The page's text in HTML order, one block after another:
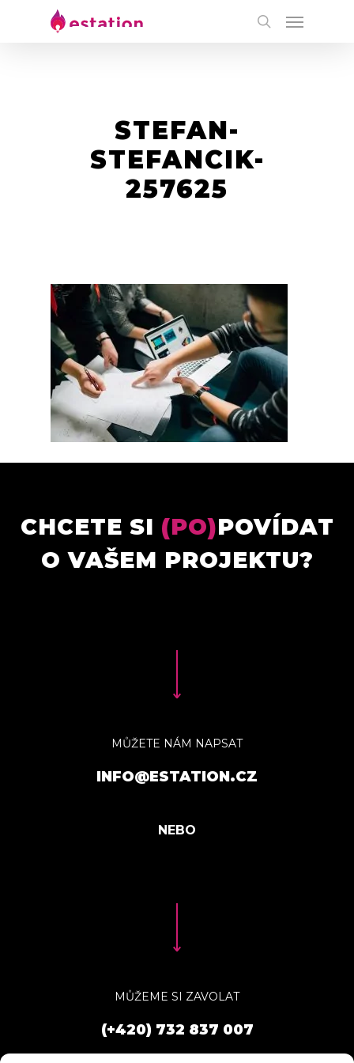
STEFAN-
STEFANCIK-
257625
CHCETE SI (PO)POVÍDAT
O VAŠEM PROJEKTU?
MŮŽETE NÁM NAPSAT
INFO@ESTATION.CZ
MŮŽEME SI ZAVOLAT
(+420) 732 837 007